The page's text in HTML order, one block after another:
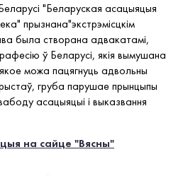
"Беларуская асацыяцыя
прызнана"экстрэмісцкім
была створана адвакатамі,
ў Беларусі, якія вымушана
якое можа пацягнуць адвольны
груба парушае прынцыпы
асацыяцыі і выказвання
на сайце "Вясны"